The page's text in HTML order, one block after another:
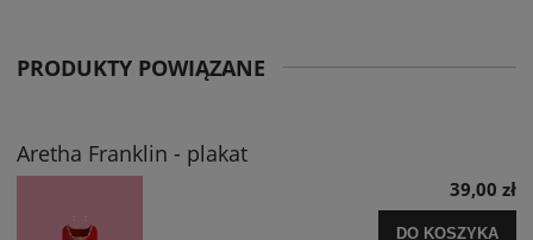
PRODUKTY POWIĄZANE
Aretha Franklin - plakat
39,00 zł
DO KOSZYKA